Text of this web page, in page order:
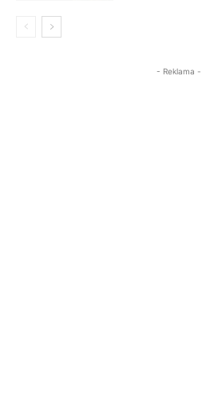
- Reklama -